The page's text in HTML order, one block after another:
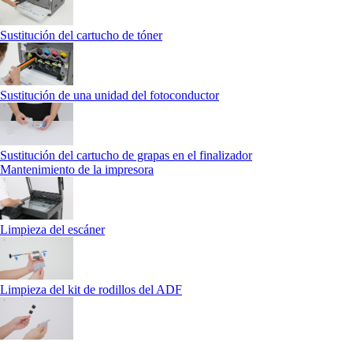
Sustitución del cartucho de tóner
Sustitución de una unidad del fotoconductor
Sustitución del cartucho de grapas en el finalizador
Mantenimiento de la impresora
Limpieza del escáner
Limpieza del kit de rodillos del ADF